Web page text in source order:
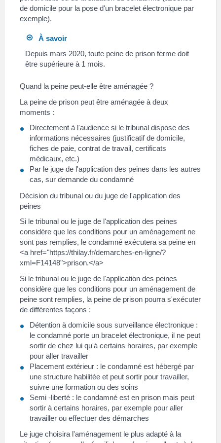
de domicile pour la pose d'un bracelet électronique par
exemple).
À savoir
Depuis mars 2020, toute peine de prison ferme doit
être supérieure à 1 mois.
Quand la peine peut-elle être aménagée ?
La peine de prison peut être aménagée à deux
moments :
Directement à l'audience si le tribunal dispose des
informations nécessaires (justificatif de domicile,
fiches de paie, contrat de travail, certificats
médicaux, etc.)
Par le juge de l'application des peines dans les autres
cas, sur demande du condamné
Décision du tribunal ou du juge de l'application des
peines
Si le tribunal ou le juge de l'application des peines
considère que les conditions pour un aménagement ne
sont pas remplies, le condamné exécutera sa peine en
<a href="https://thilay.fr/demarches-en-ligne/?
xml=F14148">prison.</a>
Si le tribunal ou le juge de l'application des peines
considère que les conditions pour un aménagement de
peine sont remplies, la peine de prison pourra s'exécuter
de différentes façons :
Détention à domicile sous surveillance électronique :
le condamné porte un bracelet électronique, il ne peut
sortir de chez lui qu'à certains horaires, par exemple
pour aller travailler
Placement extérieur : le condamné est hébergé par
une structure habilitée et peut sortir pour travailler,
suivre une formation ou des soins
Semi -liberté : le condamné est en prison mais peut
sortir à certains horaires, par exemple pour aller
travailler ou effectuer des démarches
Le juge choisira l'aménagement le plus adapté à la